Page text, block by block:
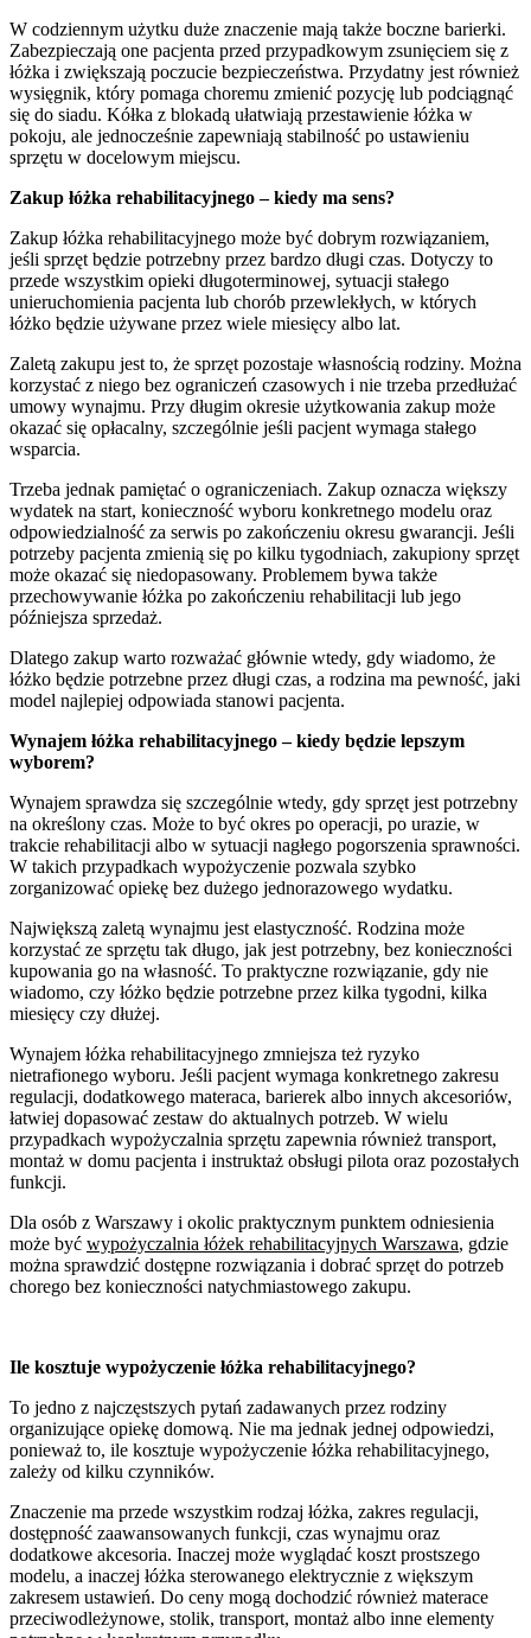
W codziennym użytku duże znaczenie mają także boczne barierki.
Zabezpieczają one pacjenta przed przypadkowym zsunięciem się z
łóżka i zwiększają poczucie bezpieczeństwa. Przydatny jest również
wysięgnik, który pomaga choremu zmienić pozycję lub podciągnąć
się do siadu. Kółka z blokadą ułatwiają przestawienie łóżka w
pokoju, ale jednocześnie zapewniają stabilność po ustawieniu
sprzętu w docelowym miejscu.
Zakup łóżka rehabilitacyjnego – kiedy ma sens?
Zakup łóżka rehabilitacyjnego może być dobrym rozwiązaniem,
jeśli sprzęt będzie potrzebny przez bardzo długi czas. Dotyczy to
przede wszystkim opieki długoterminowej, sytuacji stałego
unieruchomienia pacjenta lub chorób przewlekłych, w których
łóżko będzie używane przez wiele miesięcy albo lat.
Zaletą zakupu jest to, że sprzęt pozostaje własnością rodziny. Można
korzystać z niego bez ograniczeń czasowych i nie trzeba przedłużać
umowy wynajmu. Przy długim okresie użytkowania zakup może
okazać się opłacalny, szczególnie jeśli pacjent wymaga stałego
wsparcia.
Trzeba jednak pamiętać o ograniczeniach. Zakup oznacza większy
wydatek na start, konieczność wyboru konkretnego modelu oraz
odpowiedzialność za serwis po zakończeniu okresu gwarancji. Jeśli
potrzeby pacjenta zmienią się po kilku tygodniach, zakupiony sprzęt
może okazać się niedopasowany. Problemem bywa także
przechowywanie łóżka po zakończeniu rehabilitacji lub jego
późniejsza sprzedaż.
Dlatego zakup warto rozważać głównie wtedy, gdy wiadomo, że
łóżko będzie potrzebne przez długi czas, a rodzina ma pewność, jaki
model najlepiej odpowiada stanowi pacjenta.
Wynajem łóżka rehabilitacyjnego – kiedy będzie lepszym
wyborem?
Wynajem sprawdza się szczególnie wtedy, gdy sprzęt jest potrzebny
na określony czas. Może to być okres po operacji, po urazie, w
trakcie rehabilitacji albo w sytuacji nagłego pogorszenia sprawności.
W takich przypadkach wypożyczenie pozwala szybko
zorganizować opiekę bez dużego jednorazowego wydatku.
Największą zaletą wynajmu jest elastyczność. Rodzina może
korzystać ze sprzętu tak długo, jak jest potrzebny, bez konieczności
kupowania go na własność. To praktyczne rozwiązanie, gdy nie
wiadomo, czy łóżko będzie potrzebne przez kilka tygodni, kilka
miesięcy czy dłużej.
Wynajem łóżka rehabilitacyjnego zmniejsza też ryzyko
nietrafionego wyboru. Jeśli pacjent wymaga konkretnego zakresu
regulacji, dodatkowego materaca, barierek albo innych akcesoriów,
łatwiej dopasować zestaw do aktualnych potrzeb. W wielu
przypadkach wypożyczalnia sprzętu zapewnia również transport,
montaż w domu pacjenta i instruktaż obsługi pilota oraz pozostałych
funkcji.
Dla osób z Warszawy i okolic praktycznym punktem odniesienia
może być wypożyczalnia łóżek rehabilitacyjnych Warszawa, gdzie
można sprawdzić dostępne rozwiązania i dobrać sprzęt do potrzeb
chorego bez konieczności natychmiastowego zakupu.
Ile kosztuje wypożyczenie łóżka rehabilitacyjnego?
To jedno z najczęstszych pytań zadawanych przez rodziny
organizujące opiekę domową. Nie ma jednak jednej odpowiedzi,
ponieważ to, ile kosztuje wypożyczenie łóżka rehabilitacyjnego,
zależy od kilku czynników.
Znaczenie ma przede wszystkim rodzaj łóżka, zakres regulacji,
dostępność zaawansowanych funkcji, czas wynajmu oraz
dodatkowe akcesoria. Inaczej może wyglądać koszt prostszego
modelu, a inaczej łóżka sterowanego elektrycznie z większym
zakresem ustawień. Do ceny mogą dochodzić również materace
przeciwodleżynowe, stolik, transport, montaż albo inne elementy